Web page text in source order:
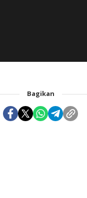
Bagikan